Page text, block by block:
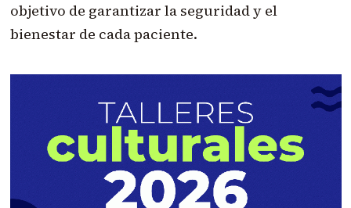
objetivo de garantizar la seguridad y el
bienestar de cada paciente.